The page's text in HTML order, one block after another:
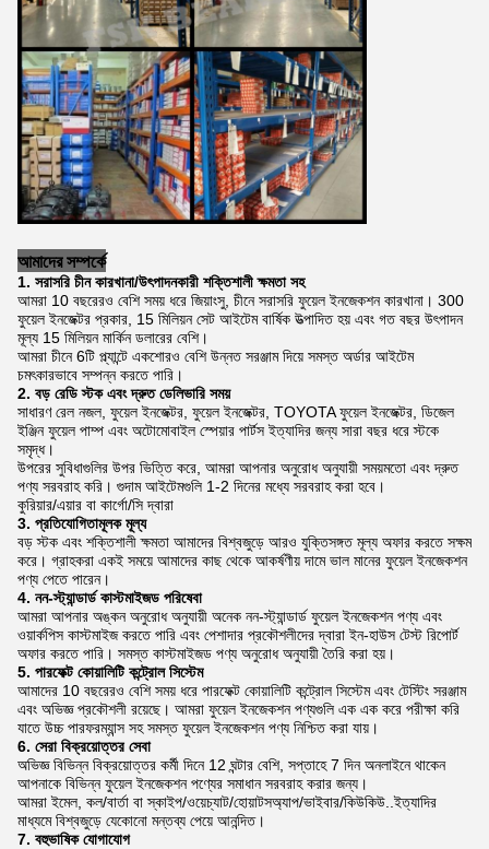
আমাদের সম্পর্কে
1. সরাসরি চীন কারখানা/উৎপাদনকারী শক্তিশালী ক্ষমতা সহ
আমরা 10 বছরেরও বেশি সময় ধরে জিয়াংসু, চীনে সরাসরি ফুয়েল ইনজেকশন কারখানা। 300
ফুয়েল ইনজেক্টর প্রকার, 15 মিলিয়ন সেট আইটেম বার্ষিক উত্পাদিত হয় এবং গত বছর উৎপাদন
মূল্য 15 মিলিয়ন মার্কিন ডলারের বেশি।
আমরা চীনে 6টি প্ল্যান্টে একশোরও বেশি উন্নত সরঞ্জাম দিয়ে সমস্ত অর্ডার আইটেম
চমৎকারভাবে সম্পন্ন করতে পারি।
2. বড় রেডি স্টক এবং দ্রুত ডেলিভারি সময়
সাধারণ রেল নজল, ফুয়েল ইনজেক্টর, ফুয়েল ইনজেক্টর, TOYOTA ফুয়েল ইনজেক্টর, ডিজেল
ইঞ্জিন ফুয়েল পাম্প এবং অটোমোবাইল স্পেয়ার পার্টস ইত্যাদির জন্য সারা বছর ধরে স্টকে
সমৃদ্ধ।
উপরের সুবিধাগুলির উপর ভিত্তি করে, আমরা আপনার অনুরোধ অনুযায়ী সময়মতো এবং দ্রুত
পণ্য সরবরাহ করি। গুদাম আইটেমগুলি 1-2 দিনের মধ্যে সরবরাহ করা হবে।
কুরিয়ার/এয়ার বা কার্গো/সি দ্বারা
3. প্রতিযোগিতামূলক মূল্য
বড় স্টক এবং শক্তিশালী ক্ষমতা আমাদের বিশ্বজুড়ে আরও যুক্তিসঙ্গত মূল্য অফার করতে সক্ষম
করে। গ্রাহকরা একই সময়ে আমাদের কাছ থেকে আকর্ষণীয় দামে ভাল মানের ফুয়েল ইনজেকশন
পণ্য পেতে পারেন।
4. নন-স্ট্যান্ডার্ড কাস্টমাইজড পরিষেবা
আমরা আপনার অঙ্কন অনুরোধ অনুযায়ী অনেক নন-স্ট্যান্ডার্ড ফুয়েল ইনজেকশন পণ্য এবং
ওয়ার্কপিস কাস্টমাইজ করতে পারি এবং পেশাদার প্রকৌশলীদের দ্বারা ইন-হাউস টেস্ট রিপোর্ট
অফার করতে পারি। সমস্ত কাস্টমাইজড পণ্য অনুরোধ অনুযায়ী তৈরি করা হয়।
5. পারফেক্ট কোয়ালিটি কন্ট্রোল সিস্টেম
আমাদের 10 বছরেরও বেশি সময় ধরে পারফেক্ট কোয়ালিটি কন্ট্রোল সিস্টেম এবং টেস্টিং সরঞ্জাম
এবং অভিজ্ঞ প্রকৌশলী রয়েছে। আমরা ফুয়েল ইনজেকশন পণ্যগুলি এক এক করে পরীক্ষা করি
যাতে উচ্চ পারফরম্যান্স সহ সমস্ত ফুয়েল ইনজেকশন পণ্য নিশ্চিত করা যায়।
6. সেরা বিক্রয়োত্তর সেবা
অভিজ্ঞ বিভিন্ন বিক্রয়োত্তর কর্মী দিনে 12 ঘন্টার বেশি, সপ্তাহে 7 দিন অনলাইনে থাকেন
আপনাকে বিভিন্ন ফুয়েল ইনজেকশন পণ্যের সমাধান সরবরাহ করার জন্য।
আমরা ইমেল, কল/বার্তা বা স্কাইপ/ওয়েচ্যাট/হোয়াটসঅ্যাপ/ভাইবার/কিউকিউ..ইত্যাদির
মাধ্যমে বিশ্বজুড়ে যেকোনো মন্তব্য পেয়ে আনন্দিত।
7. বহুভাষিক যোগাযোগ